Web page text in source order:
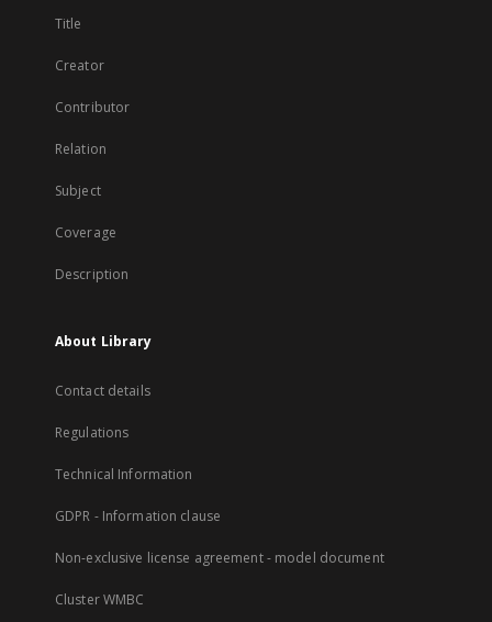
Title
Creator
Contributor
Relation
Subject
Coverage
Description
About Library
Contact details
Regulations
Technical Information
GDPR - Information clause
Non-exclusive license agreement - model document
Cluster WMBC